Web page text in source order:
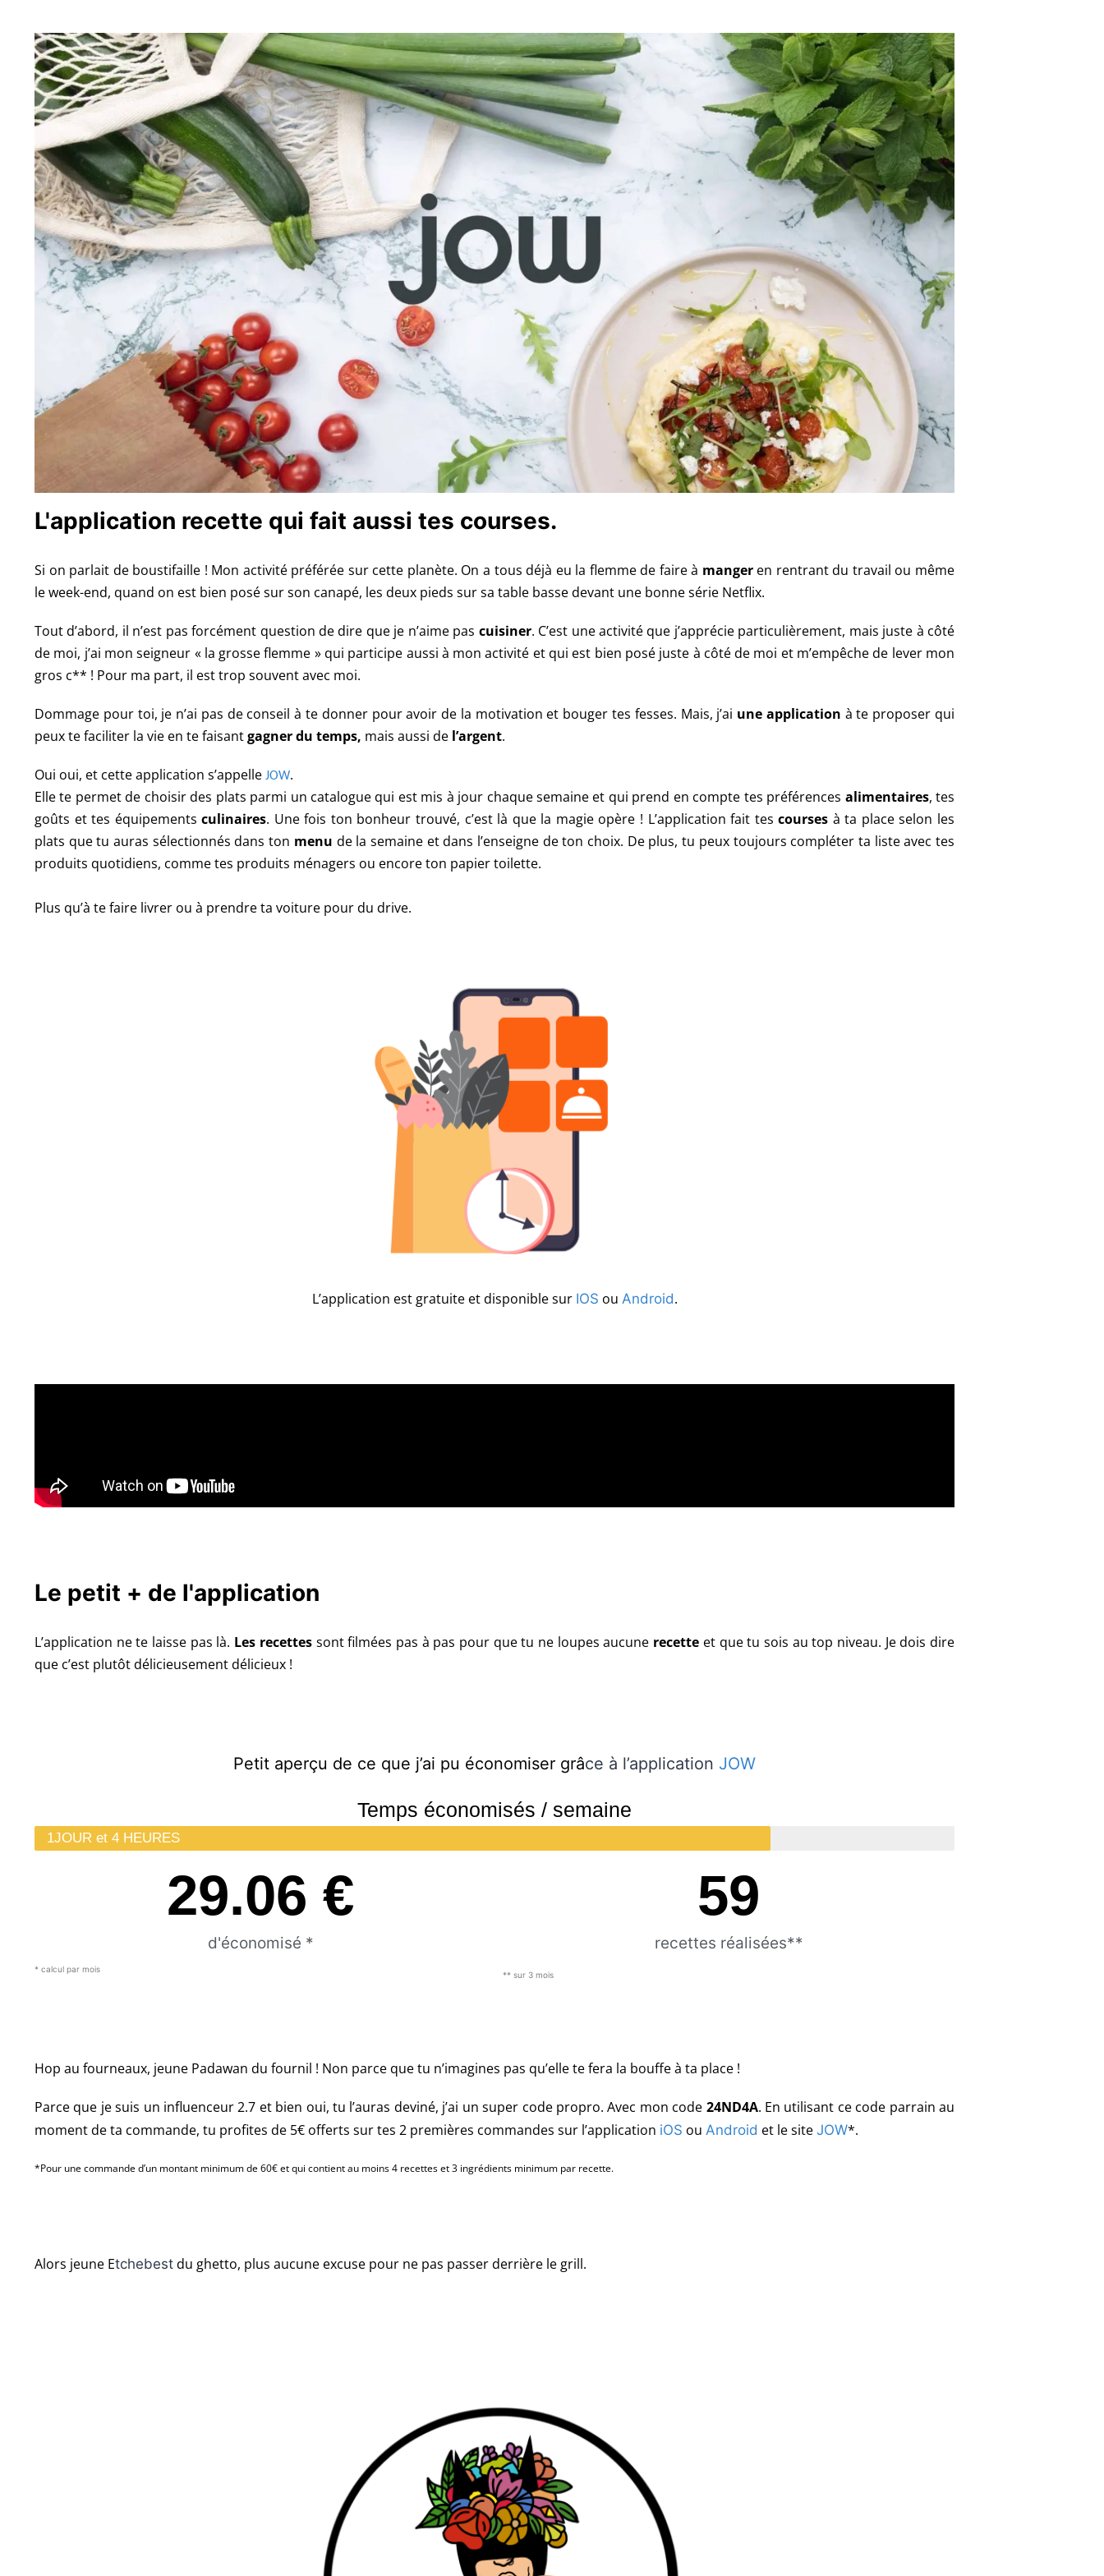
L'application recette qui fait aussi tes courses.
Si on parlait de boustifaille ! Mon activité préférée sur cette planète. On a tous déjà eu la flemme de faire à mangeren rentrant du travail ou même
le week-end, quand on est bien posé sur son canapé, les deux pieds sur sa table basse devant une bonne série Netflix.
Tout d’abord, il n’est pas forcément question de dire que je n’aime pas cuisiner. C’est une activité que j’apprécie particulièrement, mais juste à côté
de moi, j’ai mon seigneur « la grosse flemme » qui participe aussi à mon activité et qui est bien posé juste à côté de moi et m’empêche de lever mon
gros c** ! Pour ma part, il est trop souvent avec moi.
Dommage pour toi, je n’ai pas de conseil à te donner pour avoir de la motivation et bouger tes fesses. Mais, j’ai une application à te proposer qui
peux te faciliter la vie en te faisantgagner du temps, mais aussi de l’argent.
Oui oui, et cette application s’appelle JOW.
Elle te permet de choisir des plats parmi un catalogue qui est mis à jour chaque semaine et qui prend en compte tes préférences alimentaires, tes
goûts et tes équipementsculinaires. Une fois ton bonheur trouvé, c’est là que la magie opère ! L’application fait tescourses à ta place selon les
plats que tu auras sélectionnés dans ton menu de la semaine et dans l’enseigne de ton choix. De plus, tu peux toujours compléter ta liste avec tes
produits quotidiens, comme tes produits ménagers ou encore ton papier toilette.
Plus qu’à te faire livrer ou à prendre ta voiture pour du drive.
L’application est gratuite et disponible sur IOS ou Android.
Le petit + de l'application
L’application ne te laisse pas là. Les recettessont filmées pas à pas pour que tu ne loupes aucune recette et que tu sois au top niveau. Je dois dire
que c’est plutôt délicieusement délicieux !
Petit aperçu de ce que j’ai pu économiser grâce à l’application JOW
Temps économisés / semaine
1JOUR et 4 HEURES
d'économisé *
29.06 €
* calcul par mois
recettes réalisées**
59
** sur 3 mois
Hop au fourneaux, jeune Padawan du fournil ! Non parce que tu n’imagines pas qu’elle te fera la bouffe à ta place !
Parce que je suis un influenceur 2.7 et bien oui, tu l’auras deviné, j’ai un super code propro. Avec mon code 24ND4A. En utilisant ce code parrain au
moment de ta commande, tu profites de 5€ offerts sur tes 2 premières commandes sur l’application iOS ou Android et le site JOW*.
*Pour une commande d’un montant minimum de 60€ et qui contient au moins 4 recettes et 3 ingrédients minimum par recette.
Alors jeune Etchebest du ghetto, plus aucune excuse pour ne pas passer derrière le grill.